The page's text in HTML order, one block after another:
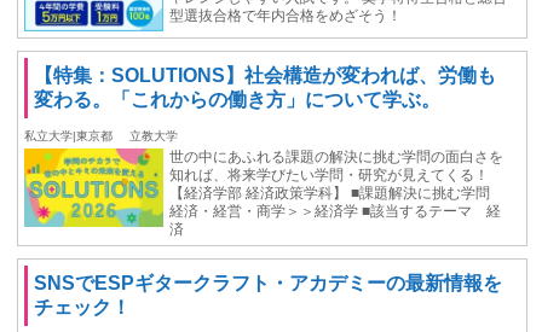
型選抜合格で年内合格をめざそう！
【特集：SOLUTIONS】社会構造が変われば、労働も
変わる。「これからの働き方」について学ぶ。
私立大学|東京都 立教大学
世の中にあふれる課題の解決に挑む学問の面白さを
知れば、将来学びたい学問・研究が見えてくる！
【経済学部 経済政策学科】 ■課題解決に挑む学問
経済・経営・商学＞＞経済学 ■該当するテーマ 経
済
SNSでESPギタークラフト・アカデミーの最新情報を
チェック！